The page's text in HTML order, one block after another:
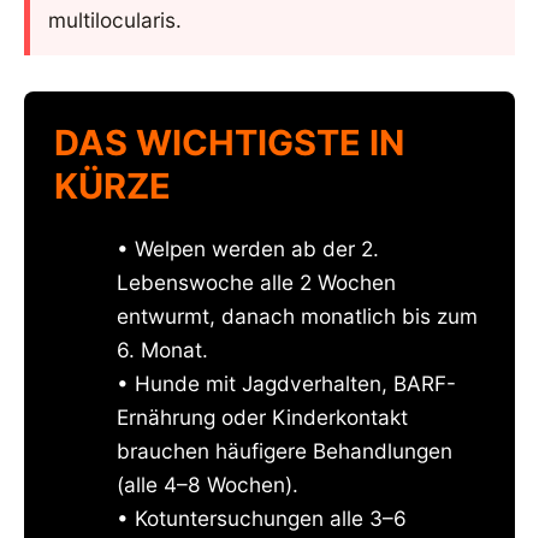
multilocularis.
DAS WICHTIGSTE IN
KÜRZE
• Welpen werden ab der 2.
Lebenswoche alle 2 Wochen
entwurmt, danach monatlich bis zum
6. Monat.
• Hunde mit Jagdverhalten, BARF-
Ernährung oder Kinderkontakt
brauchen häufigere Behandlungen
(alle 4–8 Wochen).
• Kotuntersuchungen alle 3–6